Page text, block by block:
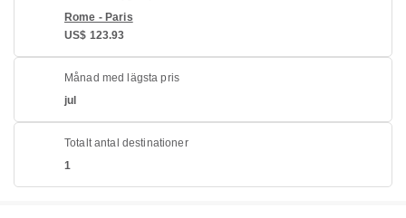
Rome - Paris
US$ 123.93
Månad med lägsta pris
jul
Totalt antal destinationer
1